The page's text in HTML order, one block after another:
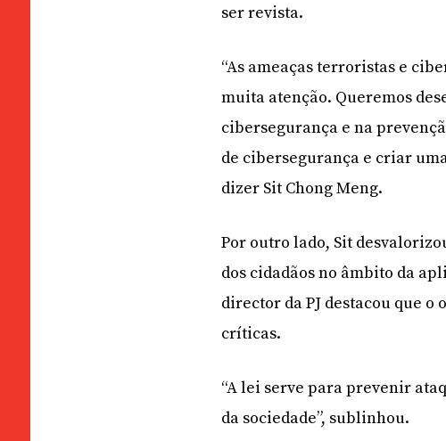
ser revista.
“As ameaças terroristas e
muita atenção. Queremos
cibersegurança e na
de cibersegurança e criar
dizer Sit Chong Meng.
Por outro lado, Sit
dos cidadãos no âmbito da
director da PJ destacou que
críticas.
“A lei serve para prevenir
da sociedade”, sublinhou.